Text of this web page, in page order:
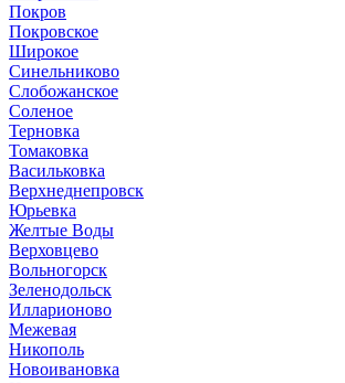
Покров
Покровское
Широкое
Синельниково
Слобожанское
Соленое
Терновка
Томаковка
Васильковка
Верхнеднепровск
Юрьевка
Желтые Воды
Верховцево
Вольногорск
Зеленодольск
Илларионово
Межевая
Никополь
Новоивановка